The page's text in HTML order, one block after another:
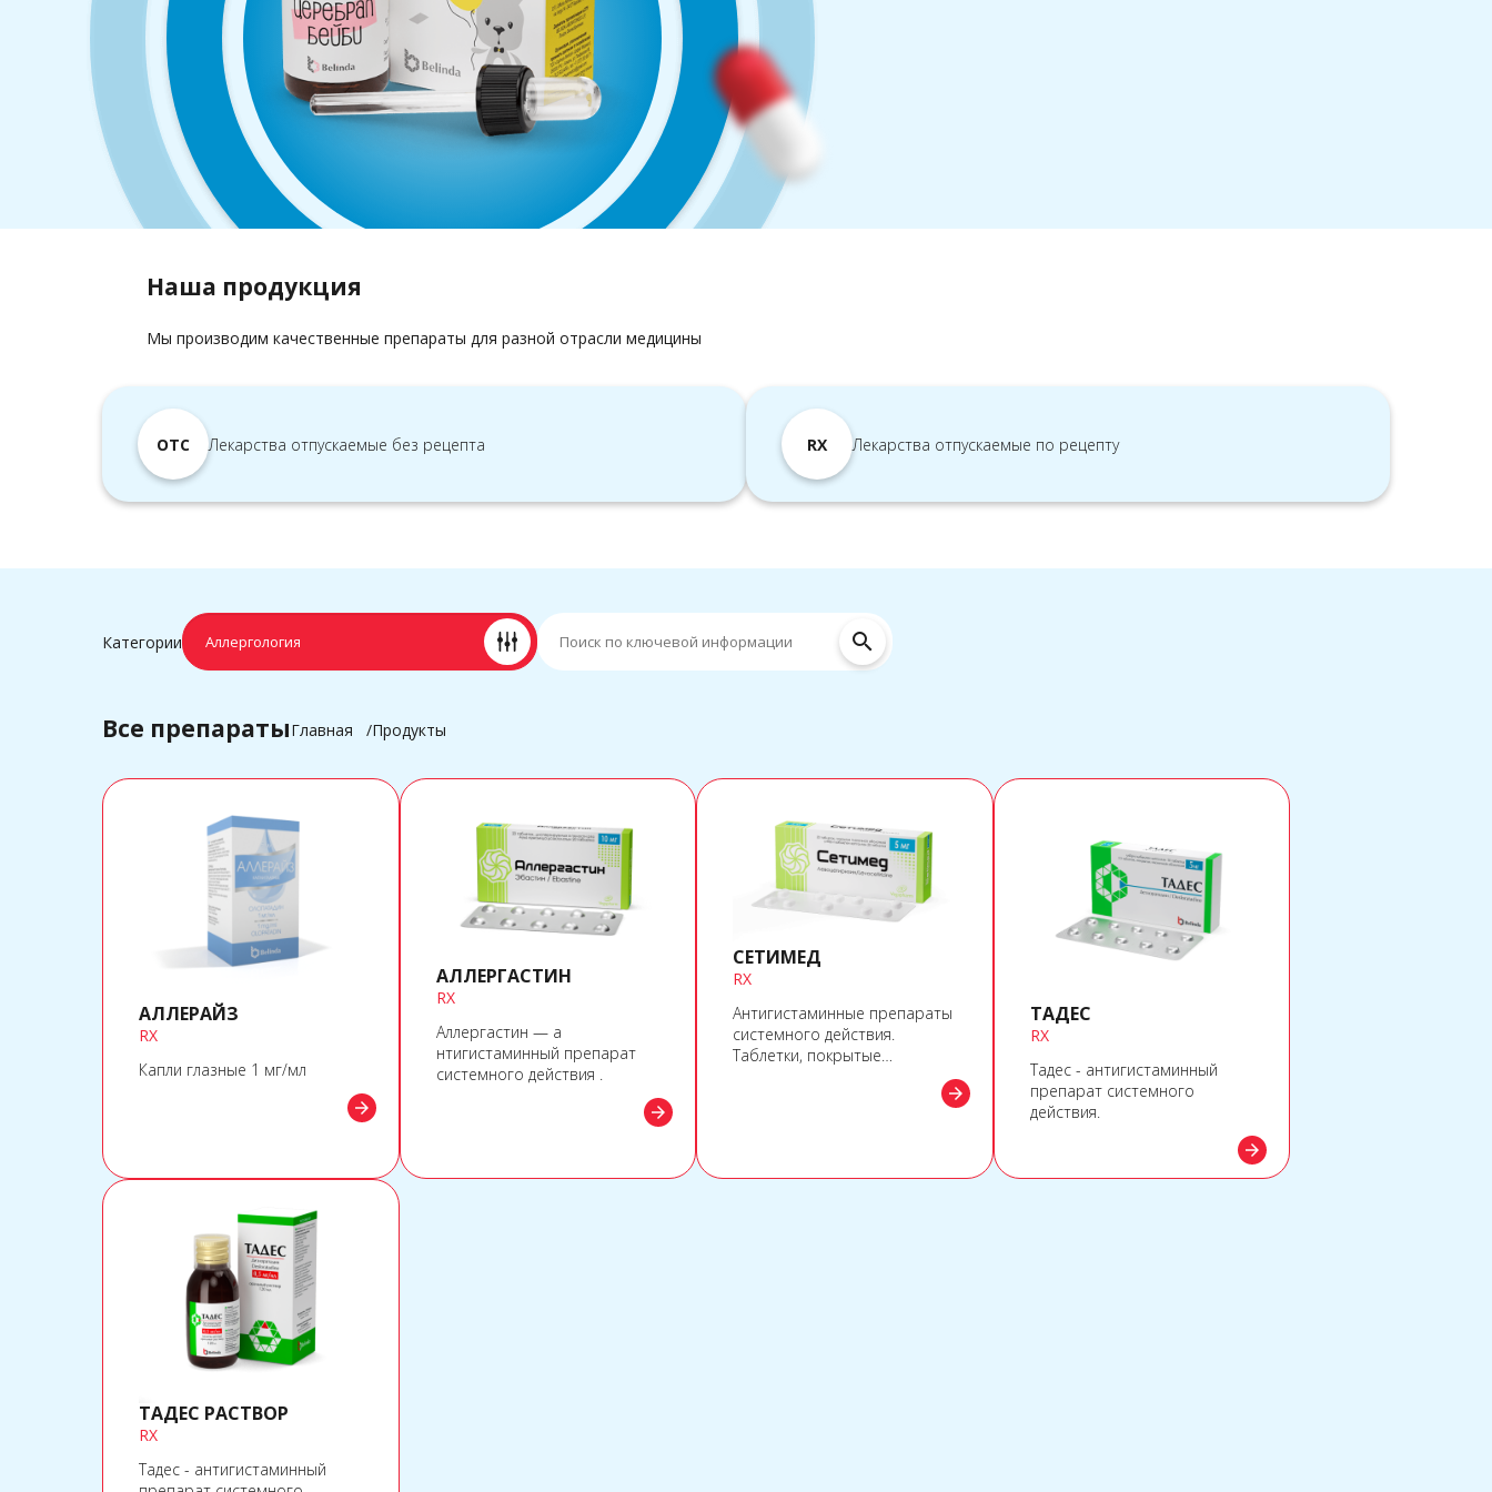
Наша продукция
Мы производим качественные препараты для разной отрасли медицины
OTC Лекарства отпускаемые без рецепта RX Лекарства отпускаемые по рецепту
Категории Аллергология search
Все препаратыГлавная Продукты
АЛЛЕРАЙЗ
RX
Капли глазные 1 мг/мл
arrow_forward
АЛЛЕРГАСТИН
RX
Аллергастин — а
нтигистаминный препарат
системного действия .
arrow_forward
СЕТИМЕД
RX
Антигистаминные препараты
системного действия.
Таблетки, покрытые
arrow_forward
ТАДЕС
RX
Тадес - антигистаминный
препарат системного
действия.
arrow_forward
ТАДЕС РАСТВОР
RX
Тадес - антигистаминный